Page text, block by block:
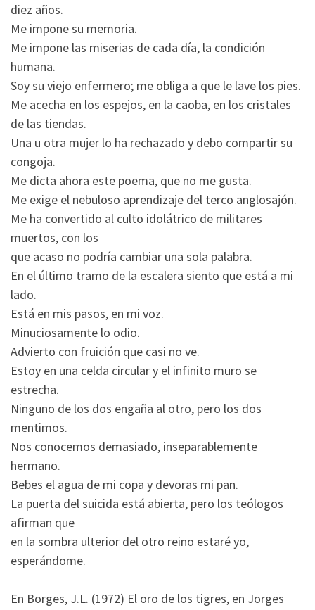
diez años.
Me impone su memoria.
Me impone las miserias de cada día, la condición
humana.
Soy su viejo enfermero; me obliga a que le lave los pies.
Me acecha en los espejos, en la caoba, en los cristales
de las tiendas.
Una u otra mujer lo ha rechazado y debo compartir su
congoja.
Me dicta ahora este poema, que no me gusta.
Me exige el nebuloso aprendizaje del terco anglosajón.
Me ha convertido al culto idolátrico de militares
muertos, con los
que acaso no podría cambiar una sola palabra.
En el último tramo de la escalera siento que está a mi
lado.
Está en mis pasos, en mi voz.
Minuciosamente lo odio.
Advierto con fruición que casi no ve.
Estoy en una celda circular y el infinito muro se
estrecha.
Ninguno de los dos engaña al otro, pero los dos
mentimos.
Nos conocemos demasiado, inseparablemente
hermano.
Bebes el agua de mi copa y devoras mi pan.
La puerta del suicida está abierta, pero los teólogos
afirman que
en la sombra ulterior del otro reino estaré yo,
esperándome.
En Borges, J.L. (1972) El oro de los tigres, en Jorges